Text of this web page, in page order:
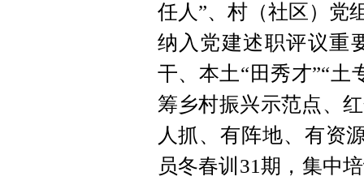
任人”、村（社区）党
纳入党建述职评议重
干、本土“田秀才”“土
筹乡村振兴示范点、
人抓、有阵地、有资
员冬春训31期，集中